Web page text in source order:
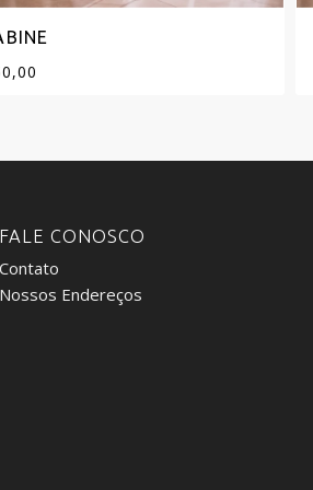
0,00
FALE CONOSCO
Contato
Nossos Endereços